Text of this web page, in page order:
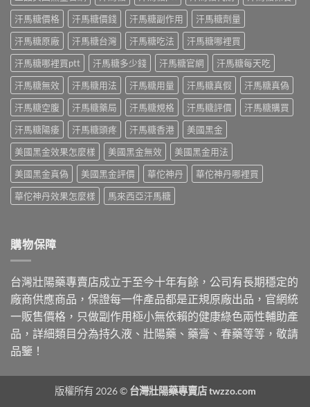
分、
吃
法、
副
作
用
與
真
假
辨
別〉
中
日
保
養、
副
作
用
與
價
格〉
中
身
比
較
藥
效
時
間、
硬
度、
副
作
用，
一
次
搞
懂
怎
麼
效？
藥
師
親
身
經
驗
談
劑
量、
時
間
點
與
常
見
副
作
汗馬糖價格
汗馬糖價錢 汗馬糖副作用
汗馬糖劑量
汗馬糖原廠
汗馬糖台灣 汗馬糖吃法
汗馬糖哪裡買
汗馬糖哪裡買ptt
汗馬糖多少錢 汗馬糖官網
汗馬糖每天吃
汗馬糖無效
汗馬糖用法 汗馬糖用量 汗馬糖真假
汗馬糖真偽
汗馬糖空腹
汗馬糖藥局 汗馬糖規格 汗馬糖評價
汗馬糖購買
汗馬糖陽痿
汗馬糖頭疼 汗馬糖香港
美國黑金
美國黑金效果怎麼樣
美國黑金無效
美國黑金用法
美國黑金真偽
美國黑金評價 華佗神丹
華佗神丹哪裡買
華佗神丹效果怎麼樣
馬來西亞汗馬糖
購物保障
台灣壯陽藥專賣店成立于至今十年有餘，公司有長期穩定的
廠商供應商品，保證每一件產品都是正規原廠出品，官網統
一販售價格，只做副作用極小無依賴的健康綠色兩性輔助產
品，詳細類目分為持久液、壯陽藥、藥膏、春藥等等，敬請
品鑒！
版權所有 2026 © 台灣壯陽藥專賣店 twzzo.com